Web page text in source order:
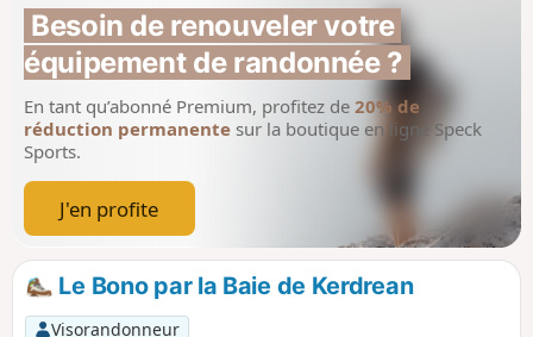
Besoin de renouveler votre
équipement de randonnée ?
En tant qu’abonné Premium, profitez de 20% de
réduction permanente sur la boutique en ligne Speck
Sports.
J'en profite
Le Bono par la Baie de Kerdrean
Visorandonneur